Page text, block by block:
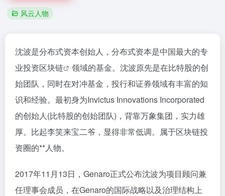
风云人物
沈波是分布式资本创始人，分布式资本是中国最大的专
业投资区块链
领域的基金。沈波原先是在比特股的创
始团队，同时在对冲基金，投行和证券领域有丰富的知
识和经验。最初身为Invictus Innovations Incorporated
的创始人(比特股的创始团队)，背靠万象集团，实力雄
厚。比起李笑来宝二爷，显得非常低调。属于区块链投
资圈的**人物。
2017年11月13日，Genaro正式公布沈波为项目顾问兼
任理事会成员，在Genaro的国际战略以及治理结构上